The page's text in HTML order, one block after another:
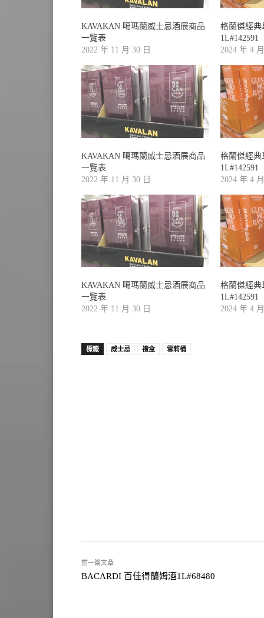
KAVAKAN 噶瑪蘭威士忌酒展商品
一覽表
2022 年 11 月 30 日
格蘭傑經
1L#142591
2024 年 4
KAVAKAN 噶瑪蘭威士忌酒展商品
一覽表
2022 年 11 月 30 日
格蘭傑經
1L#142591
2024 年 4
KAVAKAN 噶瑪蘭威士忌酒展商品
一覽表
2022 年 11 月 30 日
格蘭傑經
1L#142591
2024 年 4
標籤 威士忌 禮盒 雪莉桶
前一篇文章
BACARDI 百佳得蘭姆酒1L#68480